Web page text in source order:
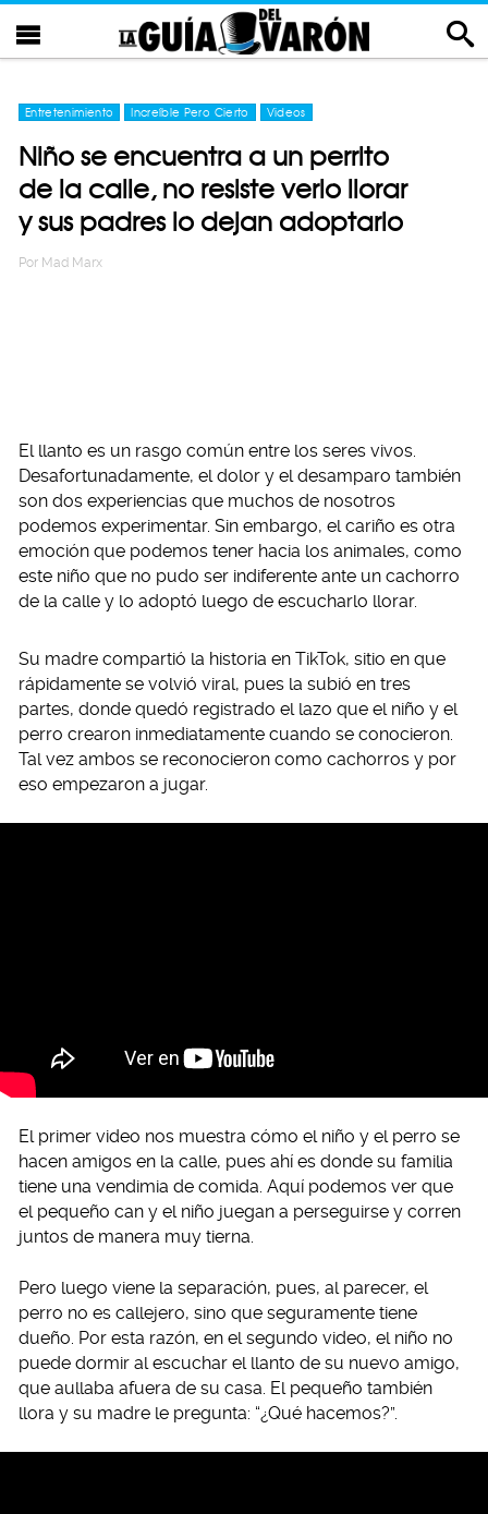
Entretenimiento Increíble Pero Cierto Videos
Niño se encuentra a un perrito
de la calle, no resiste verlo llorar
y sus padres lo dejan adoptarlo
Por Mad Marx
El llanto es un rasgo común entre los seres vivos.
Desafortunadamente, el dolor y el desamparo también
son dos experiencias que muchos de nosotros
podemos experimentar. Sin embargo, el cariño es otra
emoción que podemos tener hacia los animales, como
este niño que no pudo ser indiferente ante un cachorro
de la calle y lo adoptó luego de escucharlo llorar.
Su madre compartió la historia en TikTok, sitio en que
rápidamente se volvió viral, pues la subió en tres
partes, donde quedó registrado el lazo que el niño y el
perro crearon inmediatamente cuando se conocieron.
Tal vez ambos se reconocieron como cachorros y por
eso empezaron a jugar.
El primer video nos muestra cómo el niño y el perro se
hacen amigos en la calle, pues ahí es donde su familia
tiene una vendimia de comida. Aquí podemos ver que
el pequeño can y el niño juegan a perseguirse y corren
juntos de manera muy tierna.
Pero luego viene la separación, pues, al parecer, el
perro no es callejero, sino que seguramente tiene
dueño. Por esta razón, en el segundo video, el niño no
puede dormir al escuchar el llanto de su nuevo amigo,
que aullaba afuera de su casa. El pequeño también
llora y su madre le pregunta: “¿Qué hacemos?”.